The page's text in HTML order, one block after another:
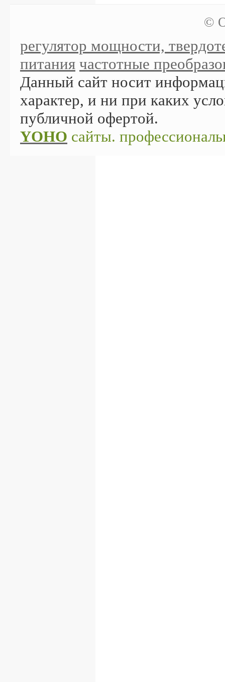
©
регулятор мощности,
питания частотные
Данный сайт носит
характер, и ни при каких
публичной офертой.
YOHO сайты.